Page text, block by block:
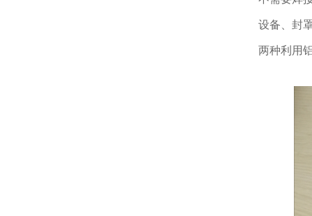
设备、封
两种利用